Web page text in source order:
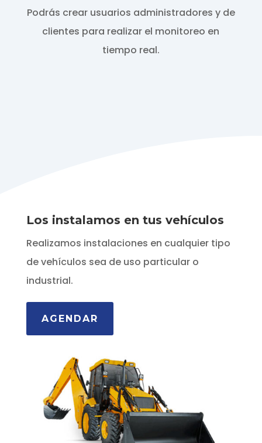
Podrás crear usuarios administradores y de
clientes para realizar el monitoreo en
tiempo real.
Los instalamos en tus vehículos
Realizamos instalaciones en cualquier tipo
de vehículos sea de uso particular o
industrial.
AGENDAR